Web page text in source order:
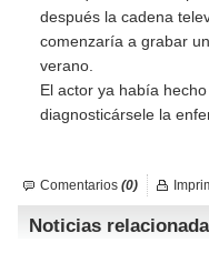
después la cadena
comenzaría a grabar
verano.
El actor ya había
diagnosticársele la
Comentarios (0)
Noticias